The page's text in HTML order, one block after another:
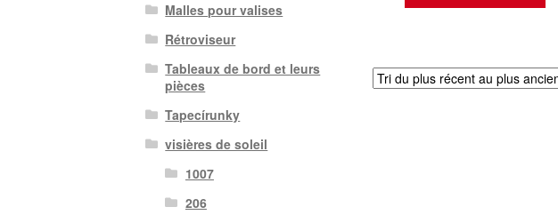
Malles pour valises
Rétroviseur
Tableaux de bord et leurs
pièces
Tapecírunky
visières de soleil
1007
206